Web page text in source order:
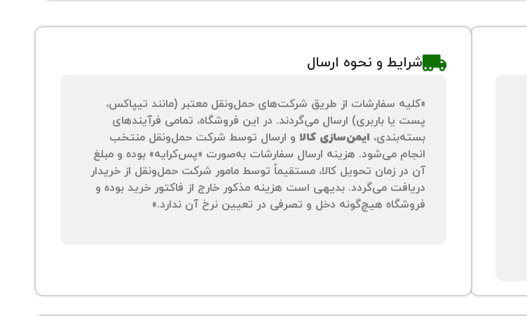
شرایط و نحوه ارسال
«کلیه سفارشات از طریق شرکت‌های حمل‌ونقل معتبر (مانند تیپاکس،
پست یا باربری) ارسال می‌گردند. در این فروشگاه، تمامی فرآیندهای
بسته‌بندی، ایمن‌سازی کالا و ارسال توسط شرکت حمل‌ونقل منتخب
انجام می‌شود. هزینه ارسال سفارشات به‌صورت «پس‌کرایه» بوده و مبلغ
آن در زمان تحویل کالا، مستقیماً توسط مامور شرکت حمل‌ونقل از خریدار
دریافت می‌گردد. بدیهی است هزینه مذکور خارج از فاکتور خرید بوده و
فروشگاه هیچ‌گونه دخل و تصرفی در تعیین نرخ آن ندارد.»